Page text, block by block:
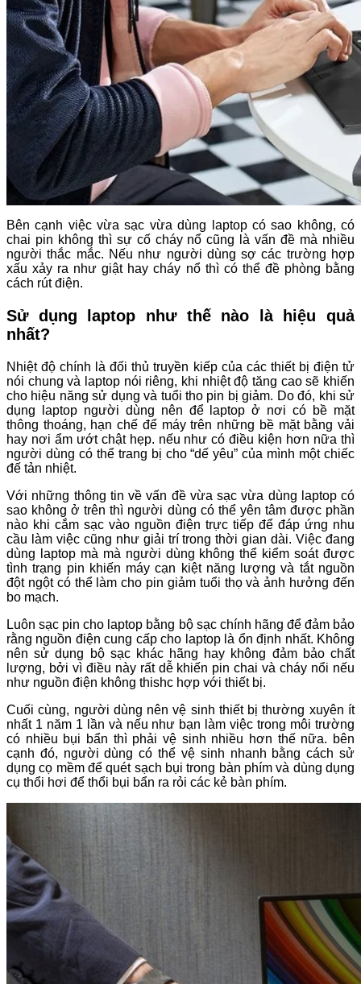
Bên cạnh việc vừa sạc vừa dùng laptop có sao không, có
chai pin không thì sự cố cháy nổ cũng là vấn đề mà nhiều
người thắc mắc. Nếu như người dùng sợ các trường hợp
xấu xảy ra như giật hay cháy nổ thì có thể đề phòng bằng
cách rút điện.
Sử dụng laptop như thế nào là hiệu quả
nhất?
Nhiệt độ chính là đối thủ truyền kiếp của các thiết bị điện tử
nói chung và laptop nói riêng, khi nhiệt độ tăng cao sẽ khiến
cho hiệu năng sử dụng và tuổi tho pin bị giảm. Do đó, khi sử
dụng laptop người dùng nên để laptop ở nơi có bề mặt
thông thoáng, hạn chế để máy trên những bề mặt bằng vải
hay nơi ẩm ướt chật hẹp. nếu như có điều kiện hơn nữa thì
người dùng có thể trang bị cho “dế yêu” của mình một chiếc
đế tản nhiệt.
Với những thông tin về vấn đề vừa sạc vừa dùng laptop có
sao không ở trên thì người dùng có thể yên tâm được phần
nào khi cắm sạc vào nguồn điện trực tiếp để đáp ứng nhu
cầu làm việc cũng như giải trí trong thời gian dài. Việc đang
dùng laptop mà mà người dùng không thể kiểm soát được
tình trạng pin khiến máy cạn kiệt năng lượng và tắt nguồn
đột ngột có thể làm cho pin giảm tuổi thọ và ảnh hưởng đến
bo mạch.
Luôn sạc pin cho laptop bằng bộ sạc chính hãng để đảm bảo
rằng nguồn điện cung cấp cho laptop là ổn định nhất. Không
nên sử dụng bộ sạc khác hãng hay không đảm bảo chất
lượng, bởi vì điều này rất dễ khiến pin chai và cháy nổi nếu
như nguồn điện không thishc hợp với thiết bị.
Cuối cùng, người dùng nên vệ sinh thiết bị thường xuyên ít
nhất 1 năm 1 lần và nếu như bạn làm việc trong môi trường
có nhiều bụi bẩn thì phải vệ sinh nhiều hơn thế nữa. bên
cạnh đó, người dùng có thể vệ sinh nhanh bằng cách sử
dụng cọ mềm để quét sạch bụi trong bàn phím và dùng dụng
cụ thổi hơi để thổi bụi bẩn ra rỏi các kẻ bàn phím.